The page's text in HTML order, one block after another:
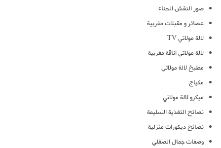
صور النقش الحناء
عصائر و مقبلات مغربية
لالة مولاتي TV
لالة مولاتي اناقة مغربية
مطبخ لالة مولاتي
مكياج
ميكرو لالة مولاتي
نصائح التغذية السليمة
نصائح ديكورات منزلية
وصفات جمال الصقلي